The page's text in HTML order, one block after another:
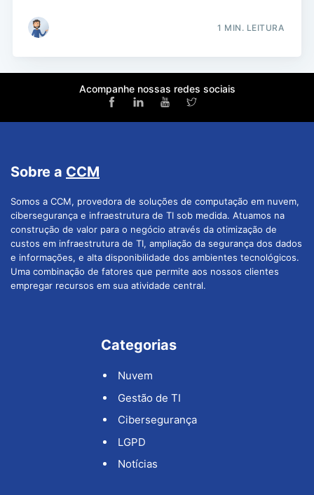
1 MIN. LEITURA
Acompanhe nossas redes sociais
Sobre a CCM
Somos a CCM, provedora de soluções de computação em nuvem,
cibersegurança e infraestrutura de TI sob medida. Atuamos na
construção de valor para o negócio através da otimização de
custos em infraestrutura de TI, ampliação da segurança dos dados
e informações, e alta disponibilidade dos ambientes tecnológicos.
Uma combinação de fatores que permite aos nossos clientes
empregar recursos em sua atividade central.
Categorias
Nuvem
Gestão de TI
Cibersegurança
LGPD
Notícias